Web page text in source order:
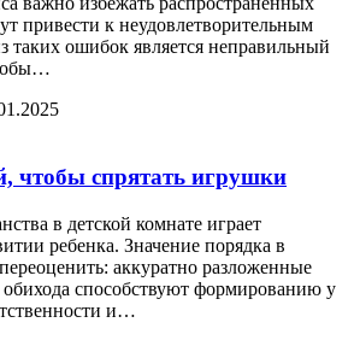
привести к неудовлетворительным
таких ошибок является неправильный
чтобы спрятать игрушки
в детской комнате играет
ребенка. Значение порядка в
аккуратно разложенные
способствуют формированию у
и…